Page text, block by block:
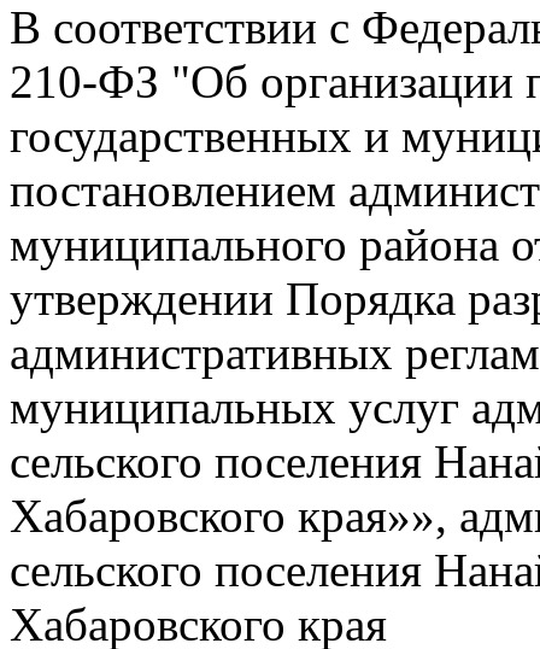
В соответствии с
210-ФЗ "Об организации
государственных и
постановлением
муниципального района
утверждении Порядка
административных
муниципальных услуг
сельского поселения
Хабаровского края»»,
сельского поселения
Хабаровского края